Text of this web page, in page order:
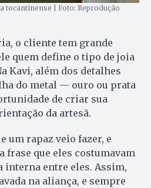
tocantinense | Foto: Reprodução
o cliente tem grande
quem define o tipo de joia
Kavi, além dos detalhes
do metal — ouro ou prata
de criar sua
da artesã.
um rapaz veio fazer, e
frase que eles costumavam
interna entre eles. Assim,
na aliança, e sempre